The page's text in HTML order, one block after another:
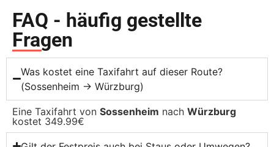
FAQ - häufig gestellte
Fragen
Was kostet eine Taxifahrt auf dieser Route?
(Sossenheim → Würzburg)
Eine Taxifahrt von Sossenheim nach Würzburg
kostet 349.99€